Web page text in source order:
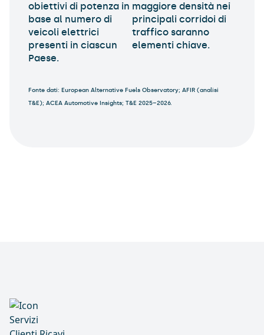
obiettivi di potenza in
base al numero di
veicoli elettrici
presenti in ciascun
Paese.
maggiore densità nei
principali corridoi di
traffico saranno
elementi chiave.
Fonte dati: European Alternative Fuels Observatory; AFIR (analisi
T&E); ACEA Automotive Insights; T&E 2025–2026.